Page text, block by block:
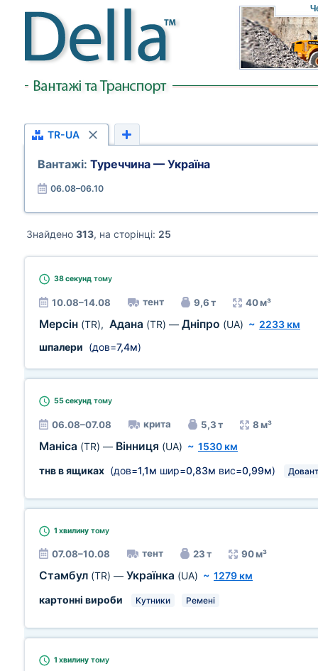
TR-UA
Вантажі: Туреччина — Україна
06.08–06.10
Знайдено 313, на сторінці: 25
38 секунд тому
10.08–14.08 тент 9,6 т 40 м³
Мерсін (TR), Адана (TR) — Дніпро (UA) ~ 2233 км
шпалери (дов=7,4м)
55 секунд тому
06.08–07.08 крита 5,3 т 8 м³
Маніса (TR) — Вінниця (UA) ~ 1530 км
тнв в ящиках (дов=1,1м шир=0,83м вис=0,99м)
1 хвилину тому
07.08–10.08 тент 23 т 90 м³
Стамбул (TR) — Українка (UA) ~ 1279 км
картонні вироби
Кутники Ремені
1 хвилину тому